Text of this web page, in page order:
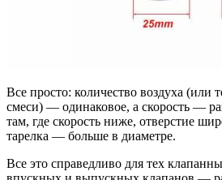
Все просто: количество воздуха (или
смеси) — одинаковое, а скорость —
там, где скорость ниже, отверстие
тарелка — больше в диаметре.
Все это справедливо для тех